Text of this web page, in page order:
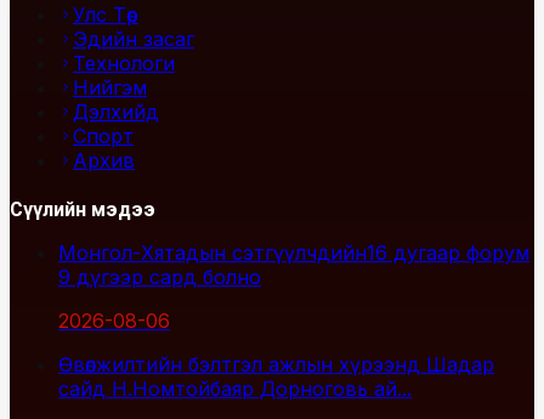
Улс Төр
Эдийн засаг
Технологи
Нийгэм
Дэлхийд
Спорт
Архив
Сүүлийн мэдээ
Монгол-Хятадын сэтгүүлчдийн16 дугаар форум
9 дүгээр сард болно
2026-08-06
Өвөлжилтийн бэлтгэл ажлын хүрээнд Шадар
сайд Н.Номтойбаяр Дорноговь ай...